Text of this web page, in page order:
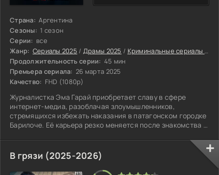
Страна: Аргентина
Сезоны: 1 сезон
Серии: все
Жанр: Сериалы 2025 / Драмы 2025 / Криминальные сериалы 2025
Продолжительность серии: 45 мин
Премьера сериала: 26 марта 2025
Качество: FHD (1080p)
Журналистка Эма Гарай приобретает славу в сфере
интернет-медиа, разоблачая злоумышленников,
стремящихся избежать наказания в патагонском городке
Барилоче. Её карьера резко меняется после знакомства с
и психологом, неожиданно превращающимся в ключевого
фигуранта её журналистского расследования о пропаже
подростка.
В грязи (2025-2026)